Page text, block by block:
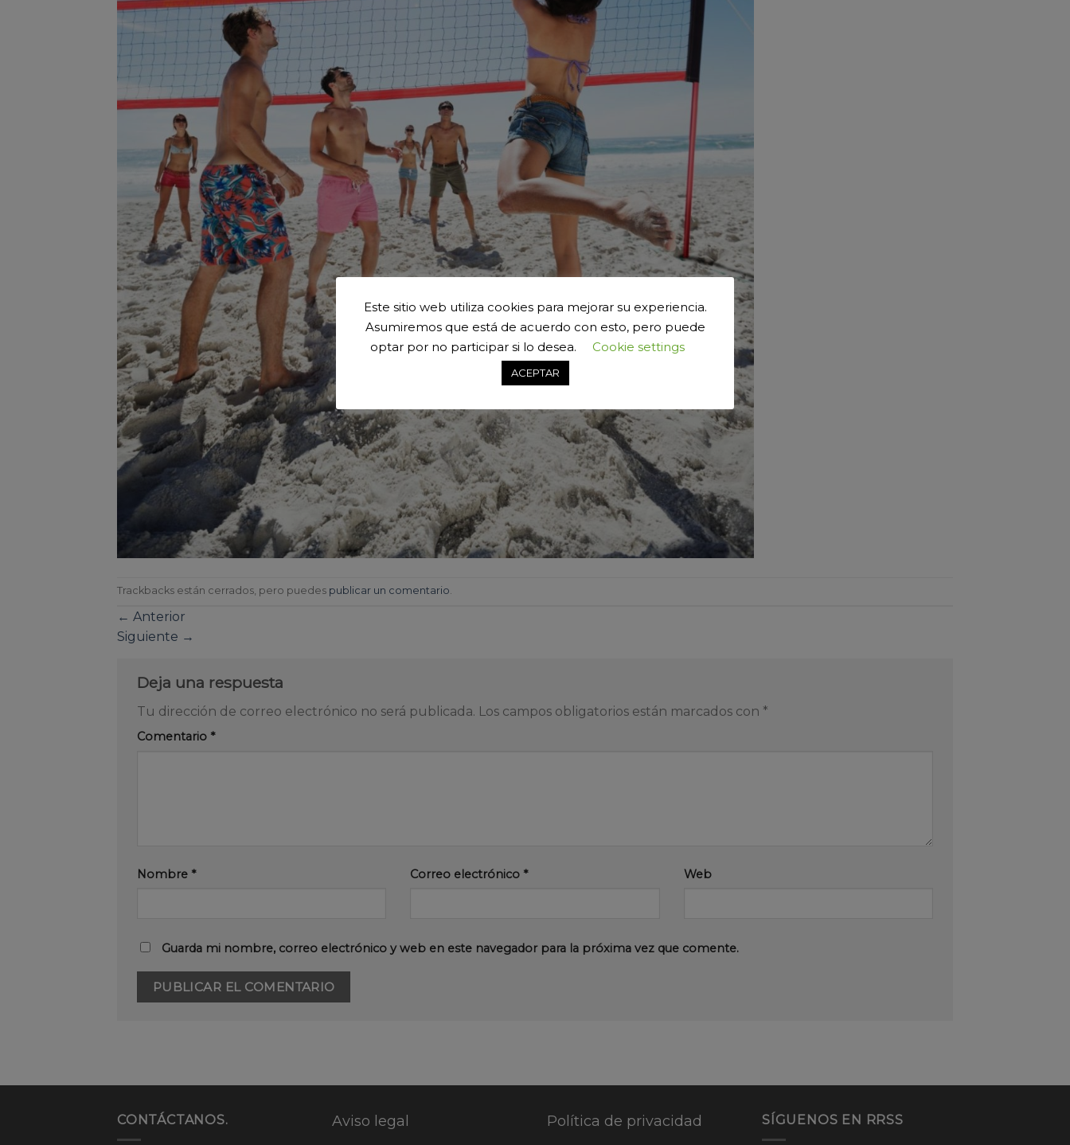
Trackbacks están cerrados, pero puedes publicar un comentario
← Anterior
Siguiente →
Deja una respuesta
Tu dirección de correo electrónico no será publicada. Los campos obligatorios están marcados con *
Comentario *
Nombre * Correo electrónico * Web
Guarda mi nombre, correo electrónico y web en este navegador para la próxima vez que comente.
CONTÁCTANOS. Aviso legal Política de privacidad SÍGUENOS EN RRSS
Este sitio web utiliza cookies para mejorar su experiencia.
Asumiremos que está de acuerdo con esto, pero puede
optar por no participar si lo desea.
Cookie settings
ACEPTAR